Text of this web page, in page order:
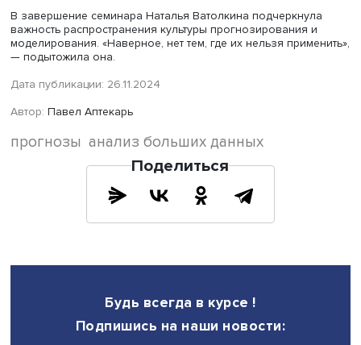
Фуад Алескеров пояснил, что для анализа данных
применяются разные ресурсы, но их использование
пожаров. Важно учитывать максимально большое
следует обращать внимание на уровень
По словам ученого, во время действия
противоэпидемических мер в московском метро маски
надевали от силы 10% пассажиров. ВОЗ сообщает, что
этой ситуации поведение людей следует менять.
Научный руководитель департамента социологии
поведения населения в чрезвычайных ситуациях.